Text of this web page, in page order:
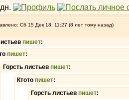
Сб 15 Дек 18, 11:27 (8 лет тому назад)
пишет:
пишет:
Горсть листьев пишет:
Ктото пишет:
Горсть листьев пишет: